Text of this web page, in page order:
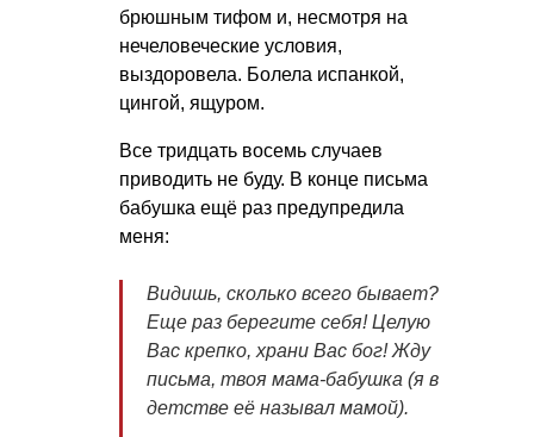
брюшным тифом и, несмотря на
нечеловеческие условия,
выздоровела. Болела испанкой,
цингой, ящуром.
Все тридцать восемь случаев
приводить не буду. В конце письма
бабушка ещё раз предупредила
меня:
Видишь, сколько всего бывает?
Еще раз берегите себя! Целую
Вас крепко, храни Вас бог! Жду
письма, твоя мама-бабушка (я в
детстве её называл мамой).